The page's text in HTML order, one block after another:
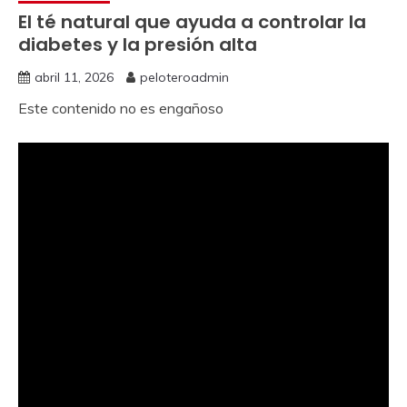
El té natural que ayuda a controlar la
diabetes y la presión alta
abril 11, 2026 peloteroadmin
Este contenido no es engañoso